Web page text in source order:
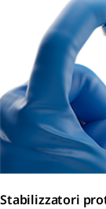
Stabilizzatori